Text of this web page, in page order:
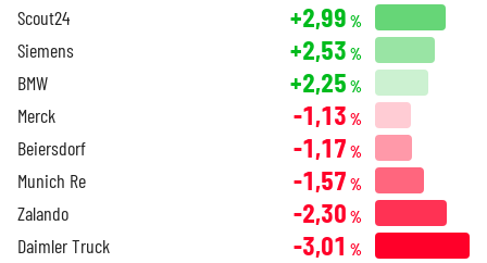
Scout24 +2,99 %
Siemens +2,53 %
BMW +2,25 %
Merck -1,13 %
Beiersdorf -1,17 %
Munich Re -1,57 %
Zalando -2,30 %
Daimler Truck -3,01 %